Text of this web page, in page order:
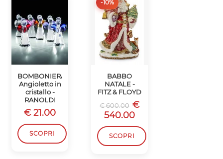
BOMBONIERA
Angioletto in
cristallo -
RANOLDI
€ 21.00
SCOPRI
-10%
BABBO
NATALE -
FITZ & FLOYD
€ 600.00 €
540.00
SCOPRI